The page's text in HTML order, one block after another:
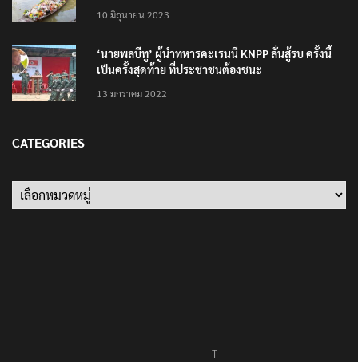
10 มิถุนายน 2023
‘นายพลบีทู’ ผู้นำทหารคะเรนนี KNPP ลั่นสู้รบ ครั้งนี้
เป็นครั้งสุดท้าย ที่ประชาชนต้องชนะ
13 มกราคม 2022
CATEGORIES
Categories
T